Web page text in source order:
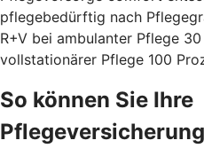
pflegebedürftig nach
R+V bei ambulanter Pflege
vollstationärer Pflege 100
So können Sie Ihre